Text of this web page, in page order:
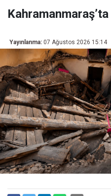
Yayınlanma: 07 Ağustos 2026 15:14